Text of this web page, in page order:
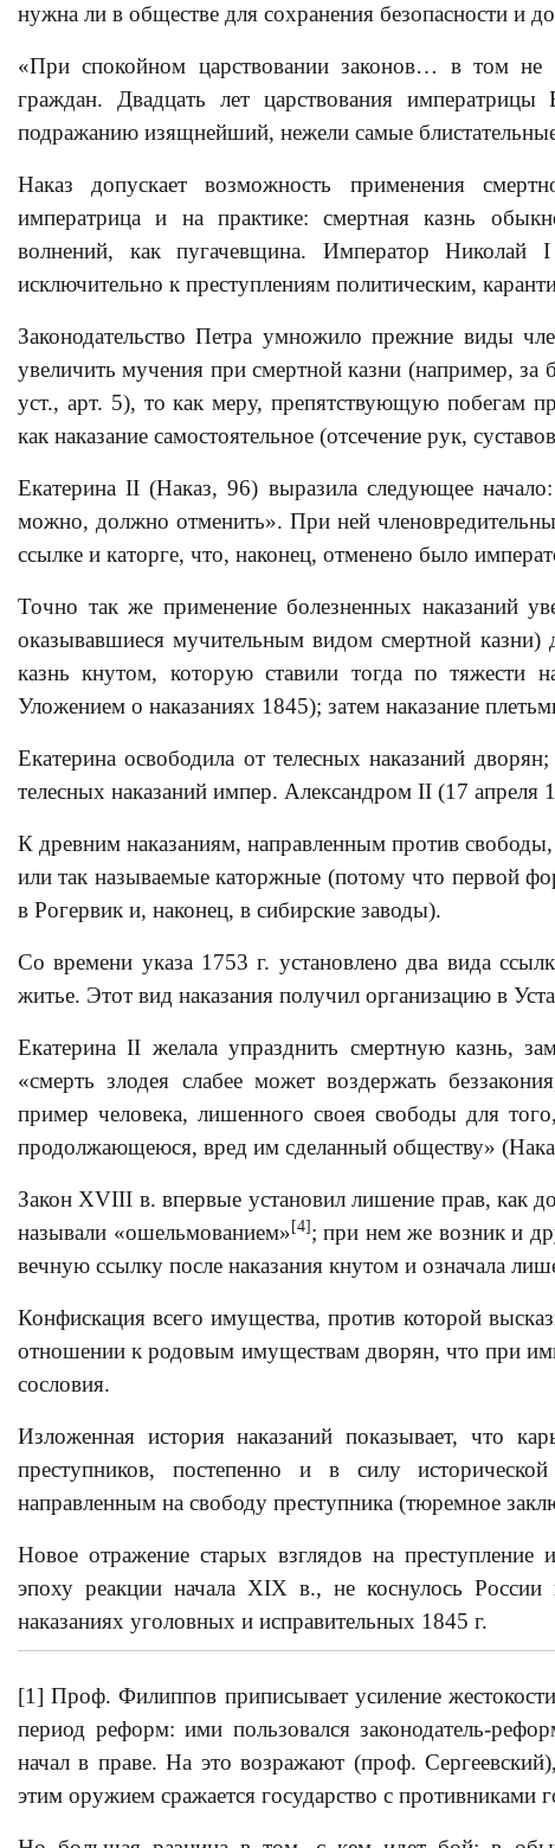
нужна ли в обществе для сохранения безопасности и
«При спокойном царствовании законов… в том
граждан. Двадцать лет царствования
подражанию изящнейший, нежели самые
Наказ допускает возможность применения
императрица и на практике: смертная казнь
волнений, как пугачевщина. Император Николай
исключительно к преступлениям политическим,
Законодательство Петра умножило прежние виды
увеличить мучения при смертной казни (например,
уст., арт. 5), то как меру, препятствующую побегам
как наказание самостоятельное (отсечение рук,
Екатерина II (Наказ, 96) выразила следующее
можно, должно отменить». При ней
ссылке и каторге, что, наконец, отменено было
Точно так же применение болезненных наказаний
оказывавшиеся мучительным видом смертной
казнь кнутом, которую ставили тогда по тяжести
Уложением о наказаниях 1845); затем наказание
Екатерина освободила от телесных наказаний
телесных наказаний импер. Александром II (17
К древним наказаниям, направленным против
или так называемые каторжные (потому что первой
в Рогервик и, наконец, в сибирские заводы).
Со времени указа 1753 г. установлено два вида
житье. Этот вид наказания получил организацию в
Екатерина II желала упразднить смертную казнь,
«смерть злодея слабее может воздержать
пример человека, лишенного своея свободы для
продолжающеюся, вред им сделанный обществу»
Закон XVIII в. впервые установил лишение прав, как
называли «ошельмованием» [4] ; при нем же возник и
вечную ссылку после наказания кнутом и означала
Конфискация всего имущества, против которой
отношении к родовым имуществам дворян, что при
сословия.
Изложенная история наказаний показывает, что
преступников, постепенно и в силу
направленным на свободу преступника (тюремное
Новое отражение старых взглядов на
эпоху реакции начала XIX в., не коснулось
наказаниях уголовных и исправительных 1845 г.
[1] Проф. Филиппов приписывает усиление
период реформ: ими пользовался законодатель-
начал в праве. На это возражают (проф.
этим оружием сражается государство с противниками